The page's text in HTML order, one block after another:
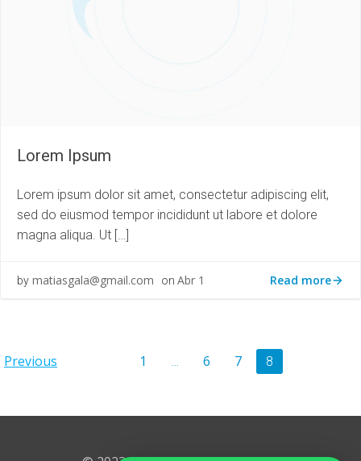
Lorem Ipsum
Lorem ipsum dolor sit amet, consectetur adipiscing elit,
sed do eiusmod tempor incididunt ut labore et dolore
magna aliqua. Ut […]
by matiasgala@gmail.com on Abr 1 Read more
Posts
Previous
PostsPage
1 … Page
6 Page
7 Page
8